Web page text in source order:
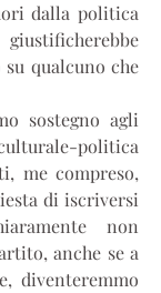
dalla politica
qualcuno che
sostegno agli
politica
me compreso,
di iscriversi
non
anche se a
diventeremmo